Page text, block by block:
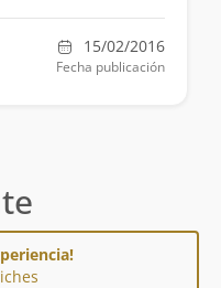
15/02/2016
Fecha publicación